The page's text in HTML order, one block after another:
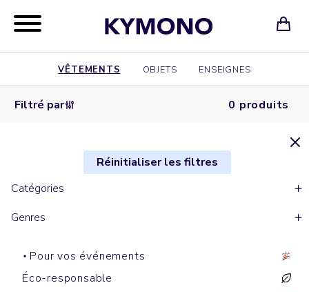
VÊTEMENTS OBJETS ENSEIGNES
Filtré par 0 produits
Réinitialiser les filtres
Catégories
Genres
Pour vos événements
Éco-responsable